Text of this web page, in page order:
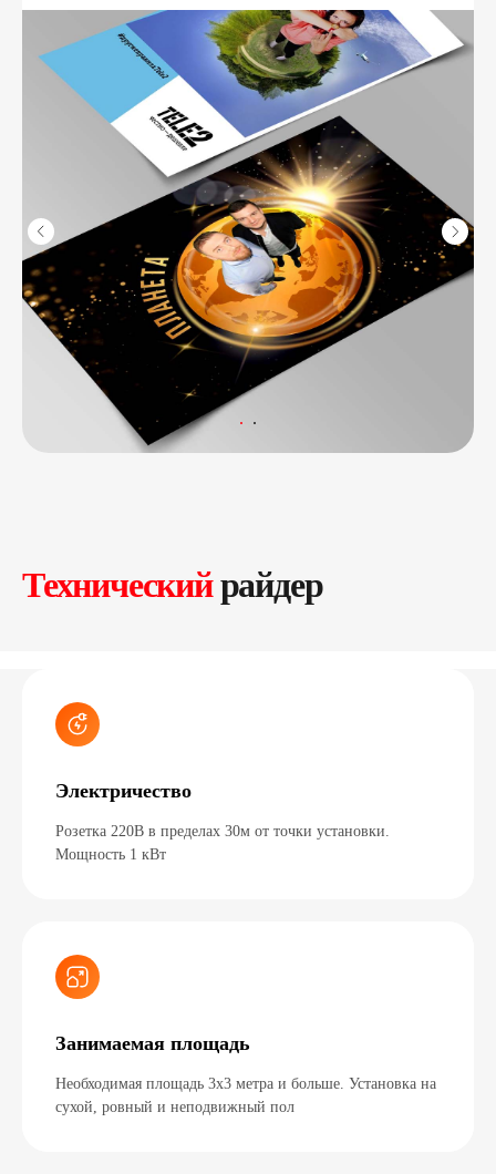
Техническийрайдер
Электричество
Розетка 220В в пределах 30м от точки установки.
Мощность 1 кВт
Занимаемая площадь
Необходимая площадь 3х3 метра и больше. Установка на
сухой, ровный и неподвижный пол